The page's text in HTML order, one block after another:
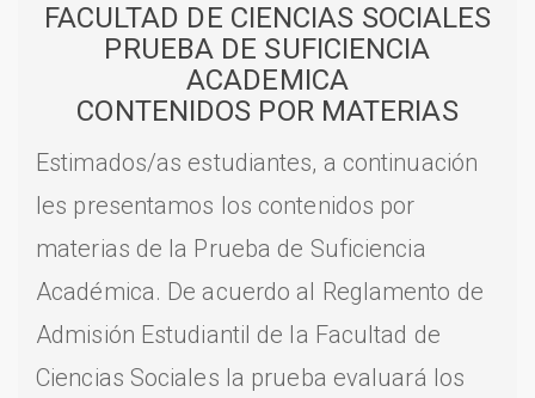
FACULTAD DE CIENCIAS SOCIALES
PRUEBA DE SUFICIENCIA
ACADEMICA
CONTENIDOS POR MATERIAS
Estimados/as estudiantes, a continuación
les presentamos los contenidos por
materias de la Prueba de Suficiencia
Académica. De acuerdo al Reglamento de
Admisión Estudiantil de la Facultad de
Ciencias Sociales la prueba evaluará los